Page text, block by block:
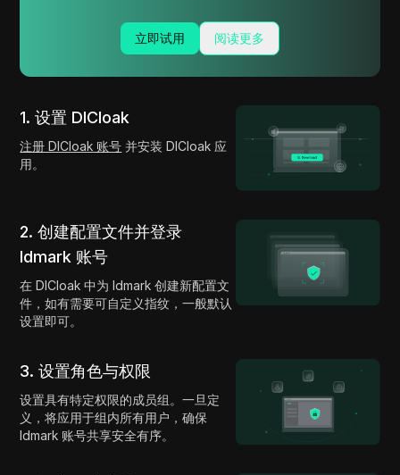
立即试用 阅读更多
1. 设置 DICloak
注册 DICloak 账号 并安装 DICloak 应
用。
2. 创建配置文件并登录
Idmark 账号
在 DICloak 中为 Idmark 创建新配置文
件，如有需要可自定义指纹，一般默认
设置即可。
3. 设置角色与权限
设置具有特定权限的成员组。一旦定
义，将应用于组内所有用户，确保
Idmark 账号共享安全有序。